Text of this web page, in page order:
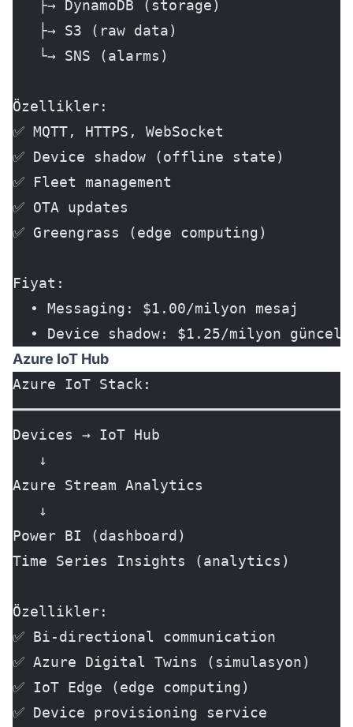
   ├→ DynamoDB (storage)
   ├→ S3 (raw data)
   └→ SNS (alarms)
Özellikler:
✅ MQTT, HTTPS, WebSocket
✅ Device shadow (offline state)
✅ Fleet management
✅ OTA updates
✅ Greengrass (edge computing)
Fiyat:
  • Messaging: $1.00/milyon mesaj
• Device shadow: $1.25/milyon
Azure IoT Hub
Azure IoT Stack:
Devices → IoT Hub
   ↓
Azure Stream Analytics
   ↓
Power BI (dashboard)
Time Series Insights (analytics)
Özellikler:
✅ Bi-directional communication
✅ Azure Digital Twins (simulasyon)
✅ IoT Edge (edge computing)
✅ Device provisioning service